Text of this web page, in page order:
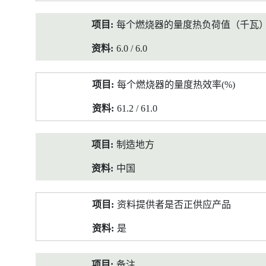
每个燃烧器的量度热负荷值（千瓦
6.0 / 6.0
每个燃烧器的量度热效率(%)
61.2 / 61.0
制造地方
中国
资料提供者是否正供应产品
是